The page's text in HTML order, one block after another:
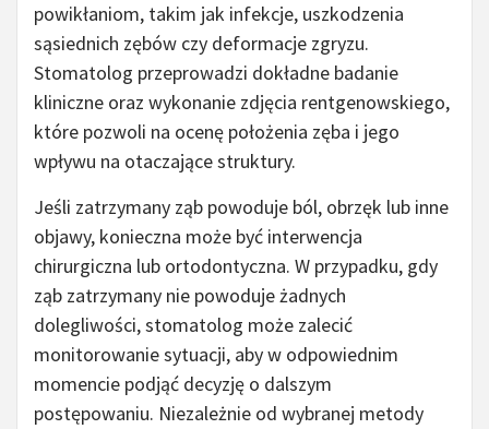
powikłaniom, takim jak infekcje, uszkodzenia
sąsiednich zębów czy deformacje zgryzu.
Stomatolog przeprowadzi dokładne badanie
kliniczne oraz wykonanie zdjęcia rentgenowskiego,
które pozwoli na ocenę położenia zęba i jego
wpływu na otaczające struktury.
Jeśli zatrzymany ząb powoduje ból, obrzęk lub inne
objawy, konieczna może być interwencja
chirurgiczna lub ortodontyczna. W przypadku, gdy
ząb zatrzymany nie powoduje żadnych
dolegliwości, stomatolog może zalecić
monitorowanie sytuacji, aby w odpowiednim
momencie podjąć decyzję o dalszym
postępowaniu. Niezależnie od wybranej metody